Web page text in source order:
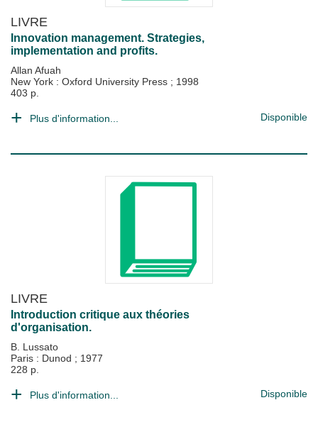
LIVRE
Innovation management. Strategies,
implementation and profits.
Allan Afuah
New York : Oxford University Press ; 1998
403 p.
Plus d'information... Disponible
LIVRE
Introduction critique aux théories
d'organisation.
B. Lussato
Paris : Dunod ; 1977
228 p.
Plus d'information... Disponible